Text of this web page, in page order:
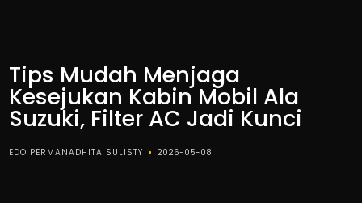
Tips Mudah Menjaga
Kesejukan Kabin Mobil Ala
Suzuki, Filter AC Jadi Kunci
EDO PERMANADHITA SULISTY 2026-05-08